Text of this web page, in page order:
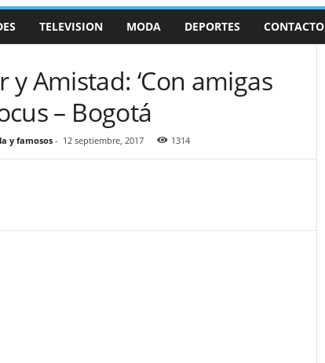
TELEVISION MODA DEPORTES CONTACTO
y Amistad: ‘Con amigas
– Bogotá
y famosos- 12 septiembre, 2017 1314